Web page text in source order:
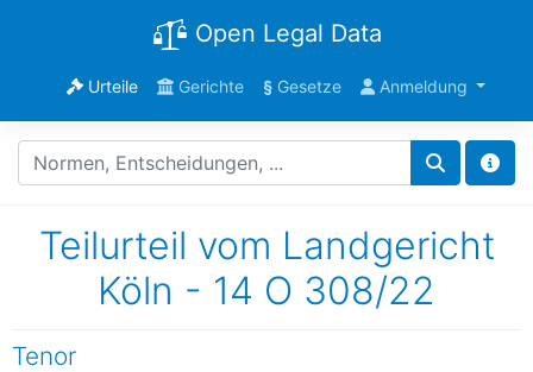
Open Legal Data
Urteile Gerichte §Gesetze Anmeldung
Teilurteil vom Landgericht
Köln - 14 O 308/22
Tenor